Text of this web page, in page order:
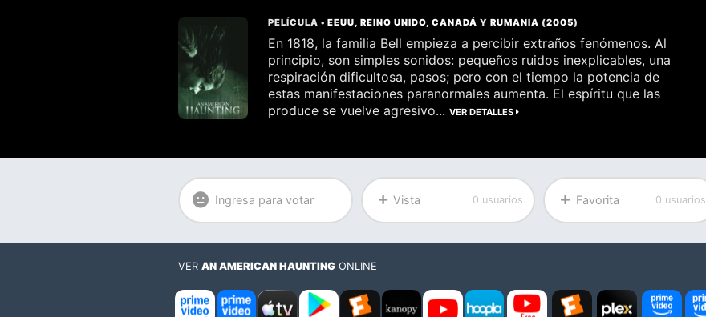
PELÍCULA •EEUU,REINO UNIDO,CANADÁ YRUMANIA (2005)
En 1818, la familia Bell empieza a percibir extraños fenómenos. Al
principio, son simples sonidos: pequeños ruidos inexplicables, una
respiración dificultosa, pasos; pero con el tiempo la potencia de
estas manifestaciones paranormales aumenta. El espíritu que las
produce se vuelve agresivo...VER DETALLES
Ingresa para votar Vista 0 usuarios Favorita 0 usuarios
VER AN AMERICAN HAUNTING ONLINE